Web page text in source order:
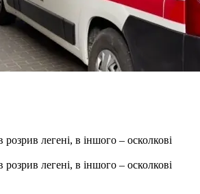
легені, в іншого – осколкові
легені, в іншого – осколкові